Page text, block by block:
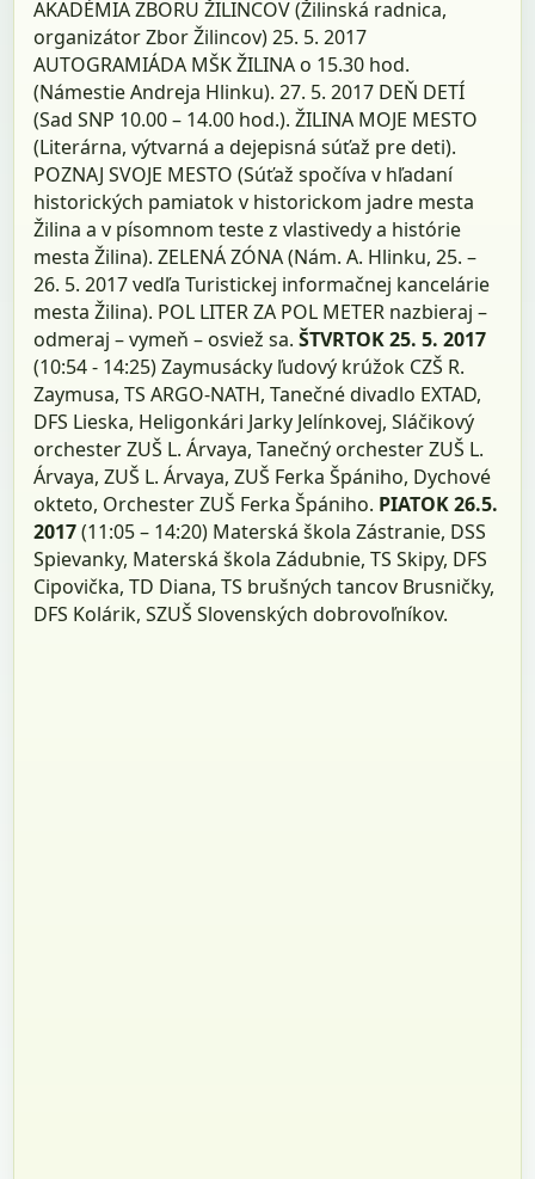
AKADÉMIA ZBORU ŽILINCOV (Žilinská radnica,
organizátor Zbor Žilincov) 25. 5. 2017
AUTOGRAMIÁDA MŠK ŽILINA o 15.30 hod.
(Námestie Andreja Hlinku). 27. 5. 2017 DEŇ DETÍ
(Sad SNP 10.00 – 14.00 hod.). ŽILINA MOJE MESTO
(Literárna, výtvarná a dejepisná súťaž pre deti).
POZNAJ SVOJE MESTO (Súťaž spočíva v hľadaní
historických pamiatok v historickom jadre mesta
Žilina a v písomnom teste z vlastivedy a histórie
mesta Žilina). ZELENÁ ZÓNA (Nám. A. Hlinku, 25. –
26. 5. 2017 vedľa Turistickej informačnej kancelárie
mesta Žilina). POL LITER ZA POL METER nazbieraj –
odmeraj – vymeň – osviež sa.ŠTVRTOK 25. 5. 2017
(10:54 - 14:25) Zaymusácky ľudový krúžok CZŠ R.
Zaymusa, TS ARGO-NATH, Tanečné divadlo EXTAD,
DFS Lieska, Heligonkári Jarky Jelínkovej, Sláčikový
orchester ZUŠ L. Árvaya, Tanečný orchester ZUŠ L.
Árvaya, ZUŠ L. Árvaya, ZUŠ Ferka Špániho, Dychové
okteto, Orchester ZUŠ Ferka Špániho. PIATOK 26.5.
2017(11:05 – 14:20) Materská škola Zástranie, DSS
Spievanky, Materská škola Zádubnie, TS Skipy, DFS
Cipovička, TD Diana, TS brušných tancov Brusničky,
DFS Kolárik, SZUŠ Slovenských dobrovoľníkov.